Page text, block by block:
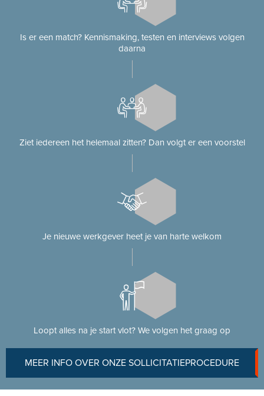
Is er een match? Kennismaking, testen en interviews volgen
daarna
Ziet iedereen het helemaal zitten? Dan volgt er een voorstel
Je nieuwe werkgever heet je van harte welkom
Loopt alles na je start vlot? We volgen het graag op
MEER INFO OVER ONZE SOLLICITATIEPROCEDURE